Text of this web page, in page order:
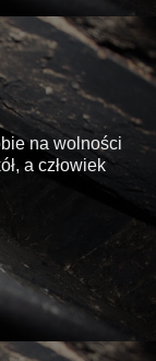
na wolności
a człowiek